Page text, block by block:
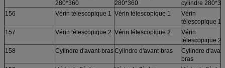
280*360
280*360
cylindre
156
Vérin télescopique 1 Vérin télescopique 1
Vérin
télescopique 1
157
Vérin télescopique 2 Vérin télescopique 2
Vérin
télescopique 2
158
Cylindre d'avant-brasCylindre d'avant-bras
Cylindre
bras